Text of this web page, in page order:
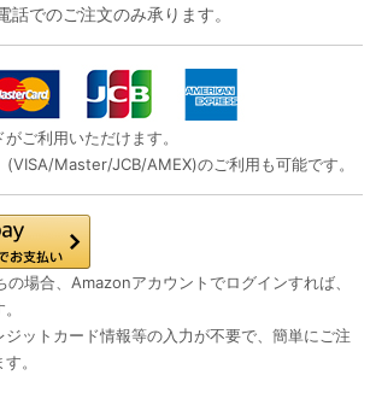
話でのご注文のみ承ります。
ご利用いただけます。
(VISA/Master/JCB/AMEX)のご利用も可能です。
場合、Amazonアカウントでログインすれば、
ジットカード情報等の入力が不要で、簡単にご注
。